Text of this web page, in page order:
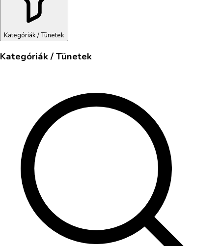
Kategóriák / Tünetek
Kategóriák / Tünetek